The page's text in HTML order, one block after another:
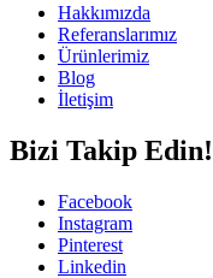
Hakkımızda
Referanslarımız
Ürünlerimiz
Blog
İletişim
Bizi Takip Edin!
Facebook
Instagram
Pinterest
Linkedin